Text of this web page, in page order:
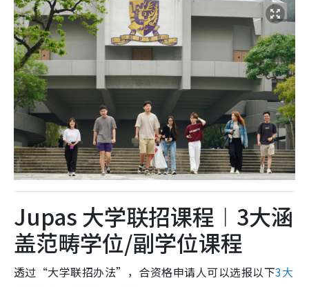
Jupas 大学联招课程︱3大涵
盖范畴学位/副学位课程
透过“大学联招办法”，合资格申请人可以选报以下3大